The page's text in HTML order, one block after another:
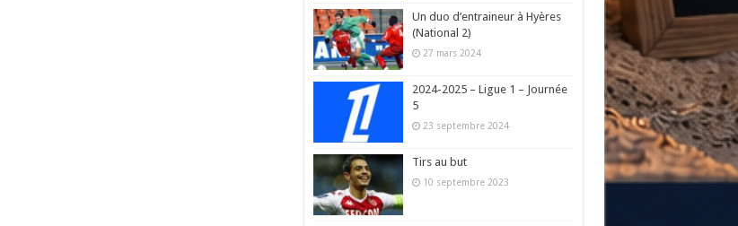
Un duo d’entraineur à Hyères
(National 2)
27 mars 2024
2024-2025 – Ligue 1 – Journée
5
23 septembre 2024
Tirs au but
10 septembre 2023